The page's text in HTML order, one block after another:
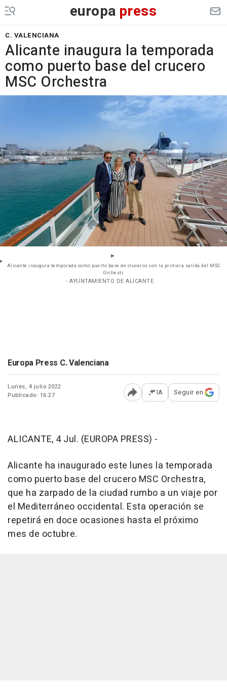
europa press
C. VALENCIANA
Alicante inaugura la temporada
como puerto base del crucero
MSC Orchestra
Alicante inaugura temporada como puerto base de cruceros con la primera salida del MSC
Orchestr
- AYUNTAMIENTO DE ALICANTE
Europa Press C. Valenciana
Lunes, 4 julio 2022
Publicado: 16:27
Abrir opciones para
IA Seguir en
ALICANTE, 4 Jul. (EUROPA PRESS) -
Alicante ha inaugurado este lunes la temporada
como puerto base del crucero MSC Orchestra,
que ha zarpado de la ciudad rumbo a un viaje por
el Mediterráneo occidental. Esta operación se
repetirá en doce ocasiones hasta el próximo
mes de octubre.